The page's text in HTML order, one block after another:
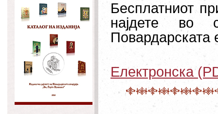
Бесплатниот
најдете во
Повардарската
Електронска